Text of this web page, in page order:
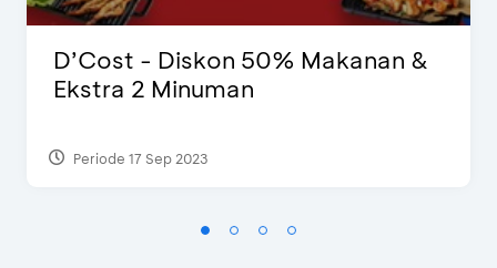
D’Cost - Diskon 50% Makanan &
Ekstra 2 Minuman
Periode 17 Sep 2023